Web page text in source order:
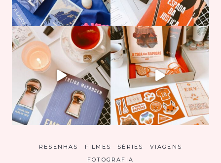
RESENHAS FILMES SÉRIES
VIAGENS
FOTOGRAFIA